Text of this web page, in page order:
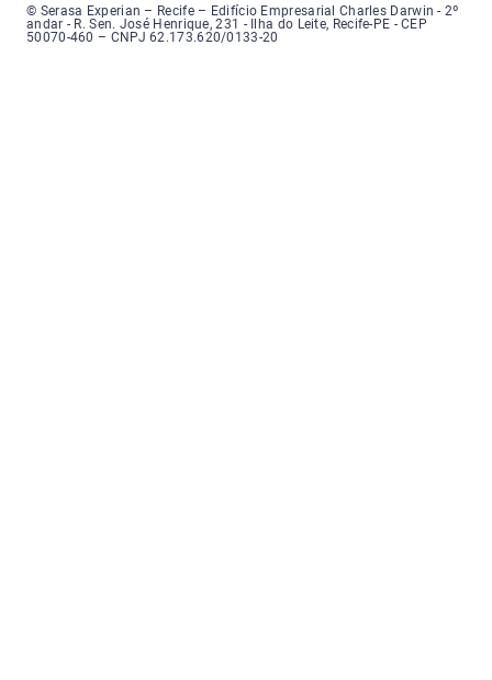
Serasa Experian - Recife, Endereço: Edifício Empresarial Charles Darwin,
© Serasa Experian – Recife – Edifício Empresarial Charles Darwin - 2º
andar - R. Sen. José Henrique, 231 - Ilha do Leite, Recife-PE - CEP
50070-460 – CNPJ 62.173.620/0133-20